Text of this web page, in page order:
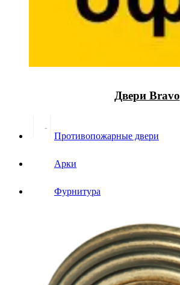
Двери Bravo
Противопожарные двери
Арки
Фурнитура